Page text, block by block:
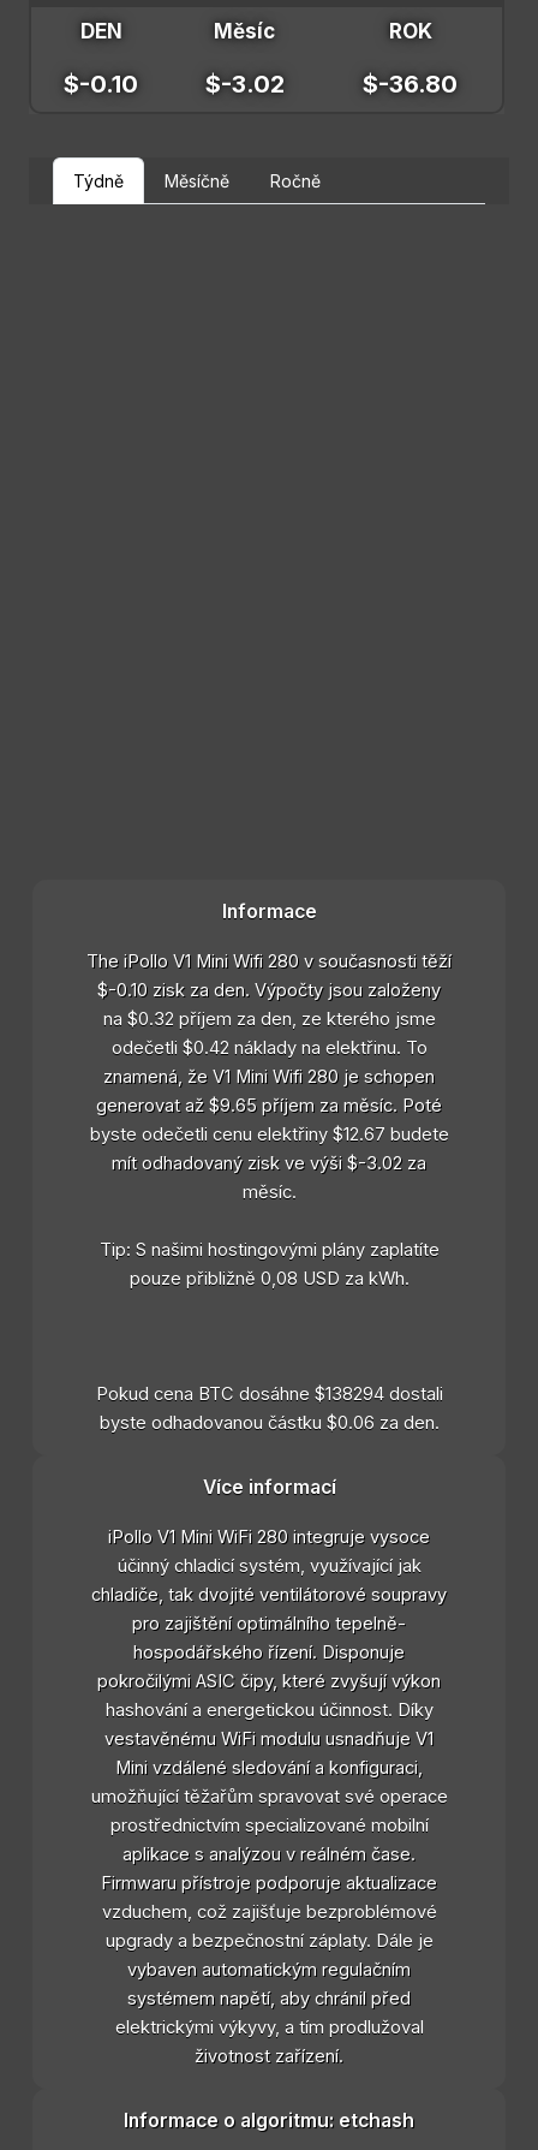
DEN Měsíc ROK
$-0.10 $-3.02 $-36.80
Týdně Měsíčně Ročně
Informace
The iPollo V1 Mini Wifi 280 v současnosti těží
$-0.10 zisk za den. Výpočty jsou založeny
na $0.32 příjem za den, ze kterého jsme
odečetli $0.42 náklady na elektřinu. To
znamená, že V1 Mini Wifi 280 je schopen
generovat až $9.65 příjem za měsíc. Poté
byste odečetli cenu elektřiny $12.67 budete
mít odhadovaný zisk ve výši $-3.02 za
měsíc.
Tip: S našimi hostingovými plány zaplatíte
pouze přibližně 0,08 USD za kWh.
Pokud cena BTC dosáhne $138294 dostali
byste odhadovanou částku $0.06 za den.
Více informací
iPollo V1 Mini WiFi 280 integruje vysoce
účinný chladicí systém, využívající jak
chladiče, tak dvojité ventilátorové soupravy
pro zajištění optimálního tepelně-
hospodářského řízení. Disponuje
pokročilými ASIC čipy, které zvyšují výkon
hashování a energetickou účinnost. Díky
vestavěnému WiFi modulu usnadňuje V1
Mini vzdálené sledování a konfiguraci,
umožňující těžařům spravovat své operace
prostřednictvím specializované mobilní
aplikace s analýzou v reálném čase.
Firmwaru přístroje podporuje aktualizace
vzduchem, což zajišťuje bezproblémové
upgrady a bezpečnostní záplaty. Dále je
vybaven automatickým regulačním
systémem napětí, aby chránil před
elektrickými výkyvy, a tím prodlužoval
životnost zařízení.
Informace o algoritmu: etchash